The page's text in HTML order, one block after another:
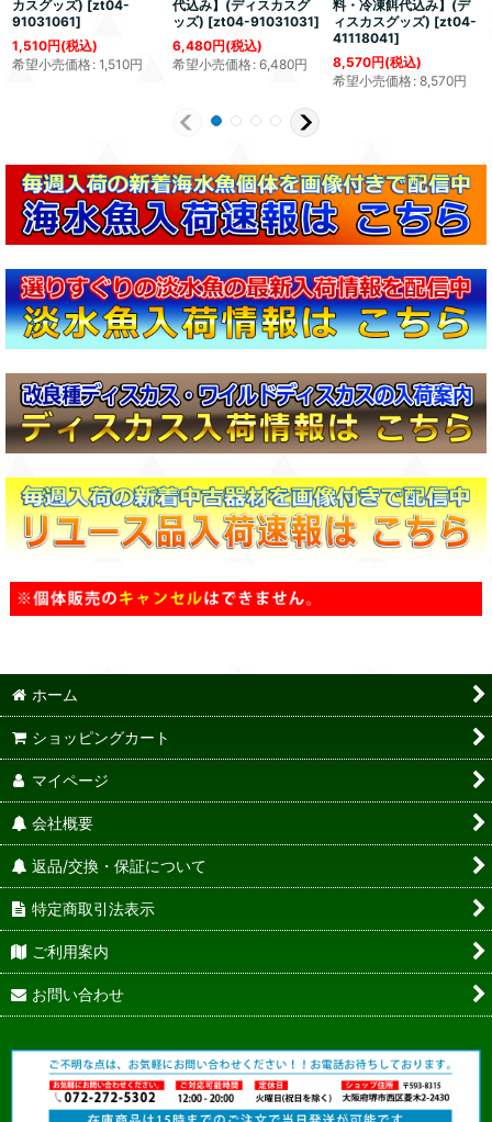
カスグッズ) [zt04-
91031061]
1,510円(税込)
希望小売価格: 1,510円
代込み】(ディスカスグ
ッズ) [zt04-91031031]
6,480円(税込)
希望小売価格: 6,480円
料・冷凍餌代込み】(デ
ィスカスグッズ) [zt04-
41118041]
8,570円(税込)
希望小売価格: 8,570円
ホーム
ショッピングカート
マイページ
会社概要
返品/交換・保証について
特定商取引法表示
ご利用案内
お問い合わせ